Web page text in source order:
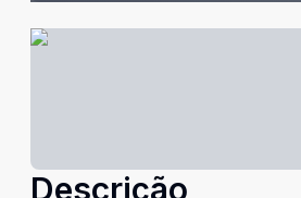
Descrição